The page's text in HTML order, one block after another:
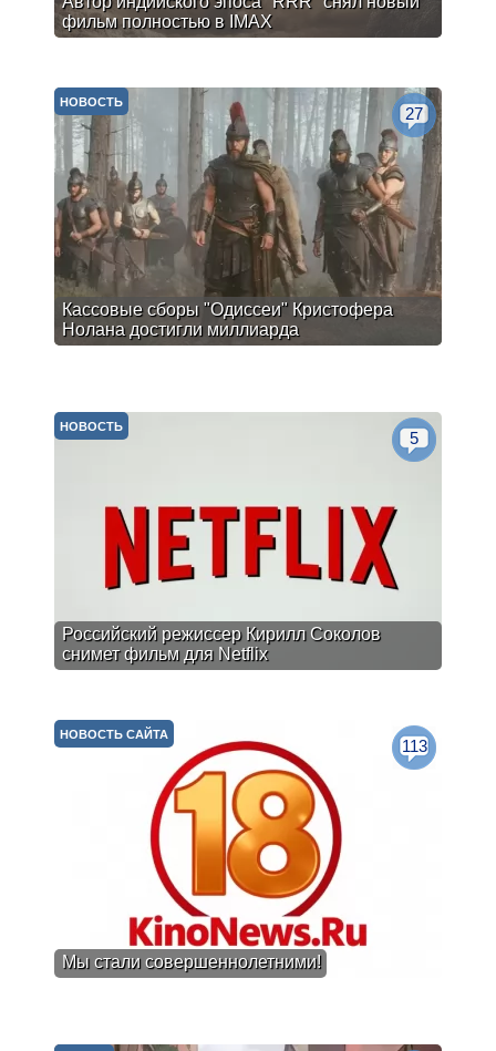
фильм полностью в IMAX
Кассовые сборы "Одиссеи" Кристофера
Нолана достигли миллиарда
НОВОСТЬ
27
Российский режиссер Кирилл Соколов
снимет фильм для Netflix
НОВОСТЬ
5
Мы стали совершеннолетними!
НОВОСТЬ САЙТА
113